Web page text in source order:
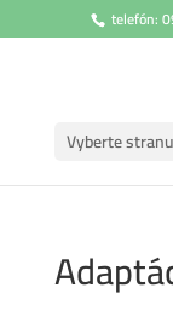
telefón:
Vyberte stranu